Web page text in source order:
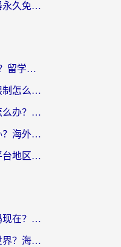
海外党必看：应用加速器永久免费版真的靠谱吗？教你选对回国加速器无缝刷国内资源
在国外怎么看bilibili番剧？留学生亲测有效的地域限制突破指南（附酷我酷狗音乐解决方法）
在越南用搜狐视频地区限制怎么办？3招解决海外看国内剧难题（附西瓜视频CCTV观看技巧）
皮皮影视在老挝用不了怎么办？3步解决海外看国内影视&财经的痛点
香港酷我地区限制怎么办？海外党亲测有效的回国加速方案来了
在美国用国家政务服务平台地区限制怎么办？海外华人必备的突破攻略（附追剧看片技巧）
在欧洲可以打卡拉彼丘吗现在？海外党国服游戏加速器终极避坑指南
为什么香港玩不了我的世界？海外党国服游戏加速终极解决方案